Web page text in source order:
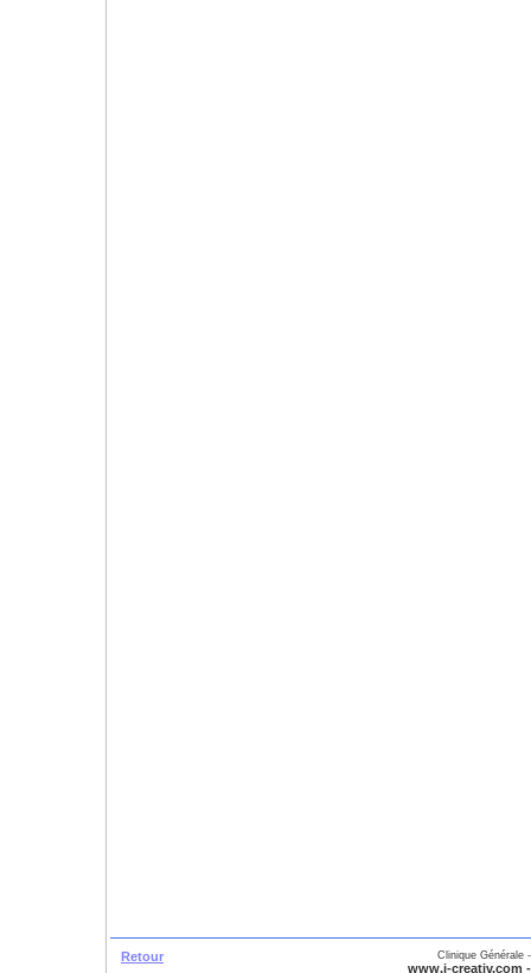
Retour Clinique Générale
www.i-creativ.com